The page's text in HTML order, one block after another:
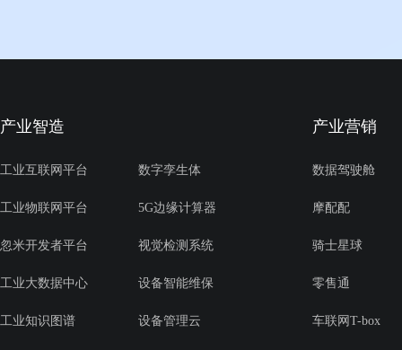
产业智造
工业互联网平台 数字孪生体
工业物联网平台 5G边缘计算器
忽米开发者平台 视觉检测系统
工业大数据中心 设备智能维保
工业知识图谱 设备管理云
产业营销
数据驾驶舱
摩配配
骑士星球
零售通
车联网T-box